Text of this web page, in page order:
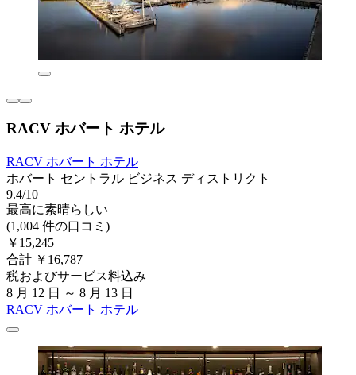
RACV ホバート ホテル
RACV ホバート ホテル
ホバート セントラル ビジネス ディストリクト
9.4/10
最高に素晴らしい
(1,004 件の口コミ)
￥15,245
合計 ￥16,787
税およびサービス料込み
8 月 12 日 ～ 8 月 13 日
RACV ホバート ホテル